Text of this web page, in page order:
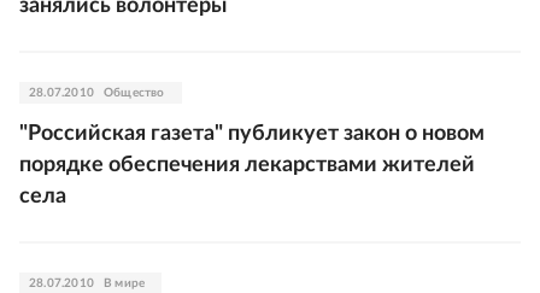
занялись волонтеры
28.07.2010 Общество
"Российская газета" публикует закон о новом
порядке обеспечения лекарствами жителей
села
28.07.2010 В мире